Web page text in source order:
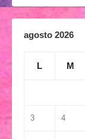
agosto 2026
L M
3 4